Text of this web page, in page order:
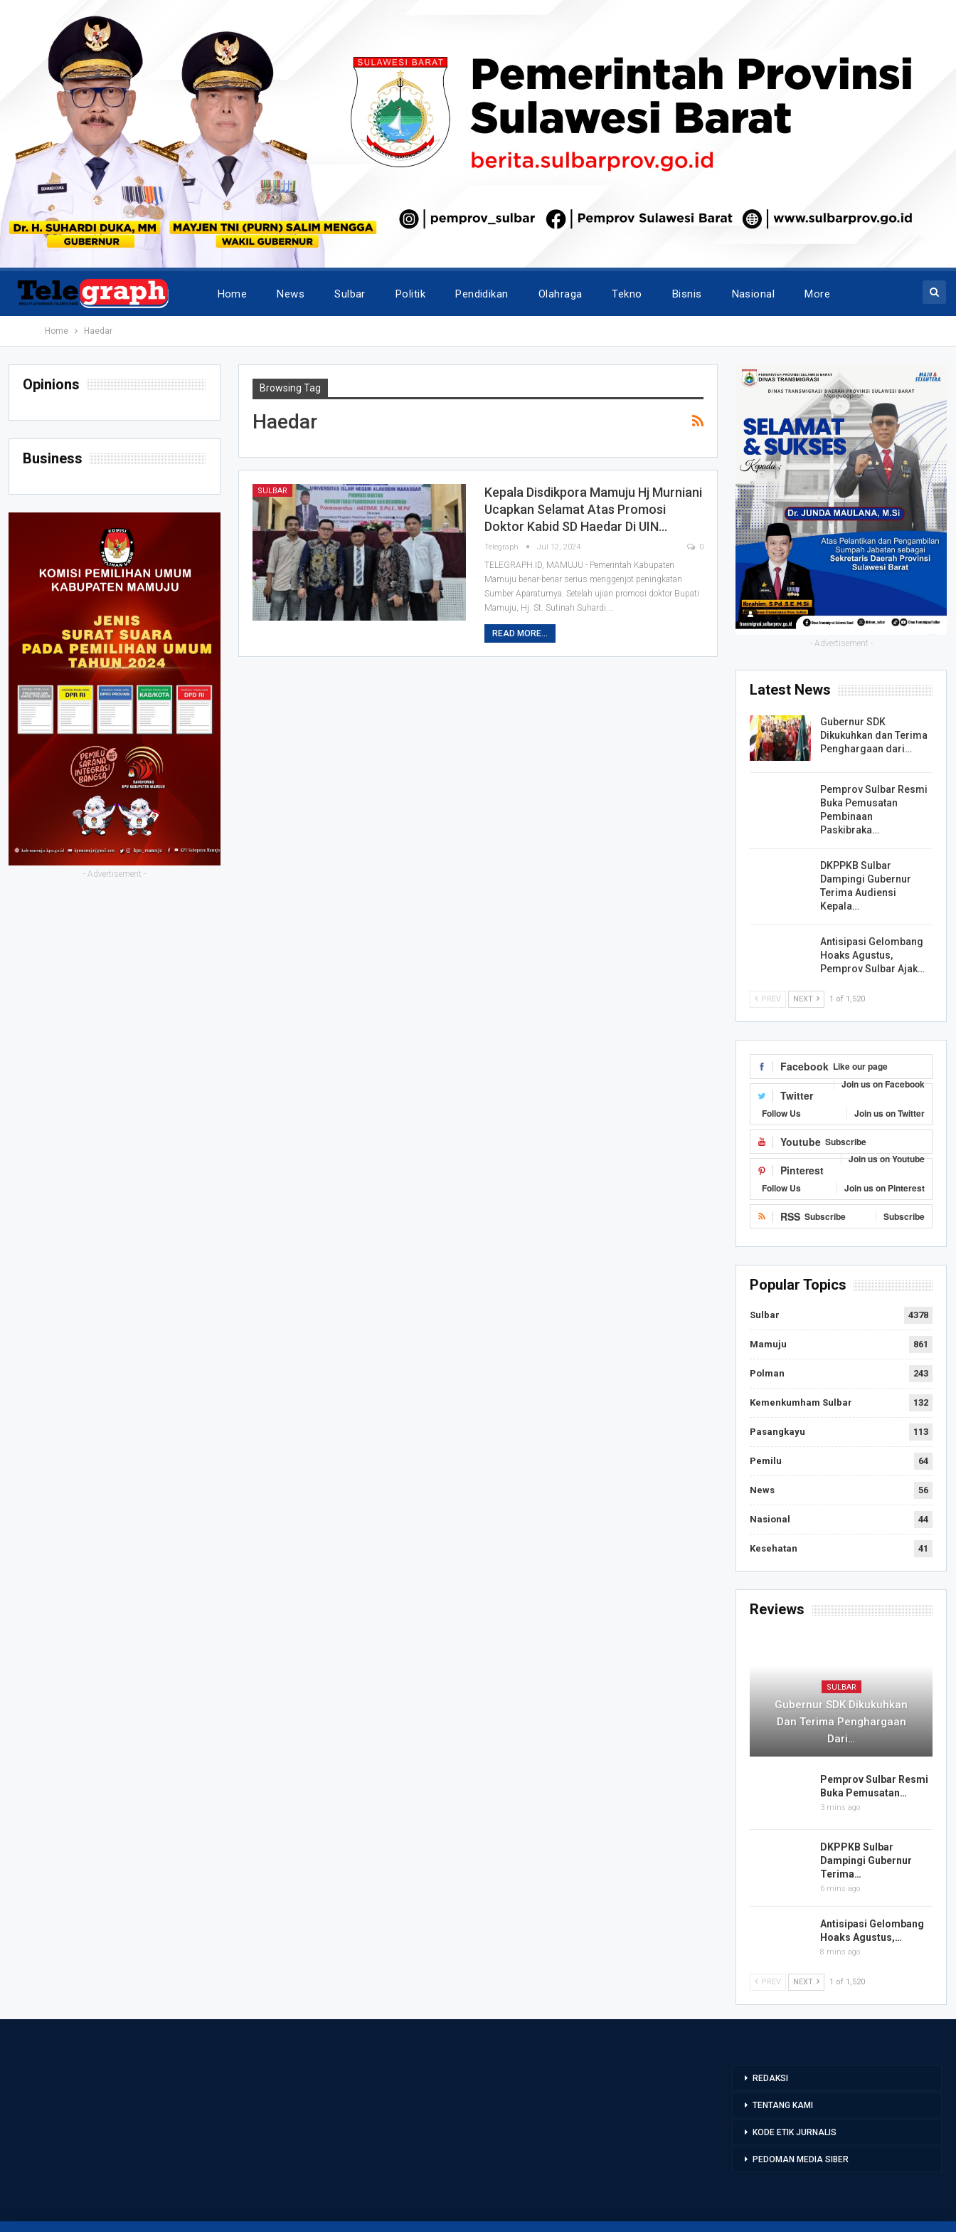
Home News Sulbar Politik Pendidikan Olahraga Tekno Bisnis Nasional More
Home Haedar
Browsing Tag
Haedar
SULBAR
Kepala Disdikpora Mamuju Hj Murniani
Ucapkan Selamat Atas Promosi
Doktor Kabid SD Haedar Di UIN…
Telegraph Jul 12, 2024 0
TELEGRAPH.ID, MAMUJU - Pemerintah Kabupaten
Mamuju benar-benar serius menggenjot peningkatan
Sumber Aparaturnya. Setelah ujian promosi doktor Bupati
Mamuju, Hj. St. Sutinah Suhardi.…
READ MORE...
- Advertisement -
Latest News
Gubernur SDK
Dikukuhkan dan Terima
Penghargaan dari…
Pemprov Sulbar Resmi
Buka Pemusatan
Pembinaan
Paskibraka…
DKPPKB Sulbar
Dampingi Gubernur
Terima Audiensi
Kepala…
Antisipasi Gelombang
Hoaks Agustus,
Pemprov Sulbar Ajak…
PREV NEXT 1 of 1,520
Facebook Like our page
Join us on Facebook
Twitter
Follow Us Join us on Twitter
Youtube Subscribe
Join us on Youtube
Pinterest
Follow Us Join us on Pinterest
RSS Subscribe Subscribe
Popular Topics
Sulbar 4378
Mamuju 861
Polman 243
Kemenkumham Sulbar 132
Pasangkayu 113
Pemilu 64
News 56
Nasional 44
Kesehatan 41
Reviews
SULBAR
Gubernur SDK Dikukuhkan
Dan Terima Penghargaan
Dari…
Pemprov Sulbar Resmi
Buka Pemusatan…
3 mins ago
DKPPKB Sulbar
Dampingi Gubernur
Terima…
6 mins ago
Antisipasi Gelombang
Hoaks Agustus,…
8 mins ago
PREV NEXT 1 of 1,520
Opinions
Business
- Advertisement -
REDAKSI
TENTANG KAMI
KODE ETIK JURNALIS
PEDOMAN MEDIA SIBER